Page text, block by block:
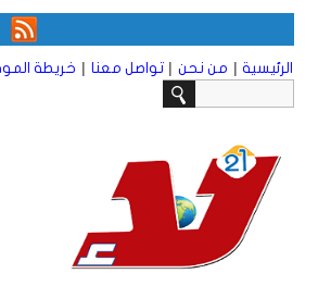
الرئيسية | من نحن | تواصل معنا | خريطة